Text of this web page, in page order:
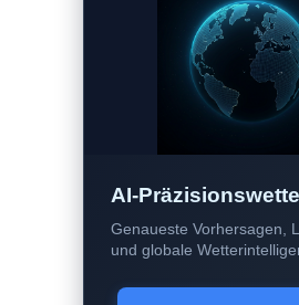
AI-
Genaueste Vorhersagen,
und globale